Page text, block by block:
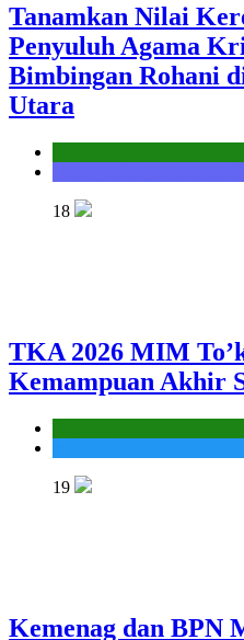
Tanamkan Nilai
Penyuluh Agama
Bimbingan Rohani
Utara
18
TKA 2026 MIM
Kemampuan Akhir
19
Kemenag dan BPN